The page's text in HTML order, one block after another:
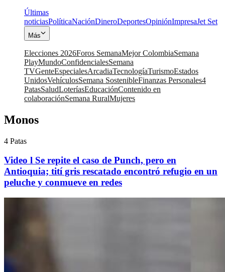
Últimas
noticiasPolíticaNaciónDineroDeportesOpiniónImpresaJet Set
Más
Elecciones 2026Foros SemanaMejor ColombiaSemana
PlayMundoConfidencialesSemana
TVGenteEspecialesArcadiaTecnologíaTurismoEstados
UnidosVehículosSemana SostenibleFinanzas Personales4
PatasSaludLoteríasEducaciónContenido en
colaboraciónSemana RuralMujeres
Monos
4 Patas
Video l Se repite el caso de Punch, pero en
Antioquia; tití gris rescatado encontró refugio en un
peluche y conmueve en redes